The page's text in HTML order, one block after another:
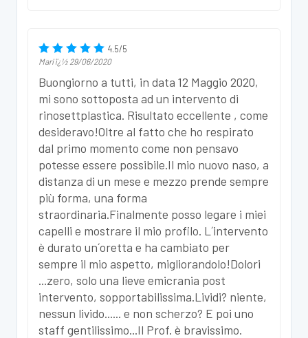
4.5/5
Mariï¿½ 29/06/2020
Buongiorno a tutti, in data 12 Maggio 2020,
mi sono sottoposta ad un intervento di
rinosettplastica. Risultato eccellente , come
desideravo!Oltre al fatto che ho respirato
dal primo momento come non pensavo
potesse essere possibile.Il mio nuovo naso, a
distanza di un mese e mezzo prende sempre
più forma, una forma
straordinaria.Finalmente posso legare i miei
capelli e mostrare il mio profilo. L´intervento
è durato un´oretta e ha cambiato per
sempre il mio aspetto, migliorandolo!Dolori
...zero, solo una lieve emicrania post
intervento, sopportabilissima.Lividi? niente,
nessun livido...... e non scherzo? E poi uno
staff gentilissimo...Il Prof. è bravissimo.